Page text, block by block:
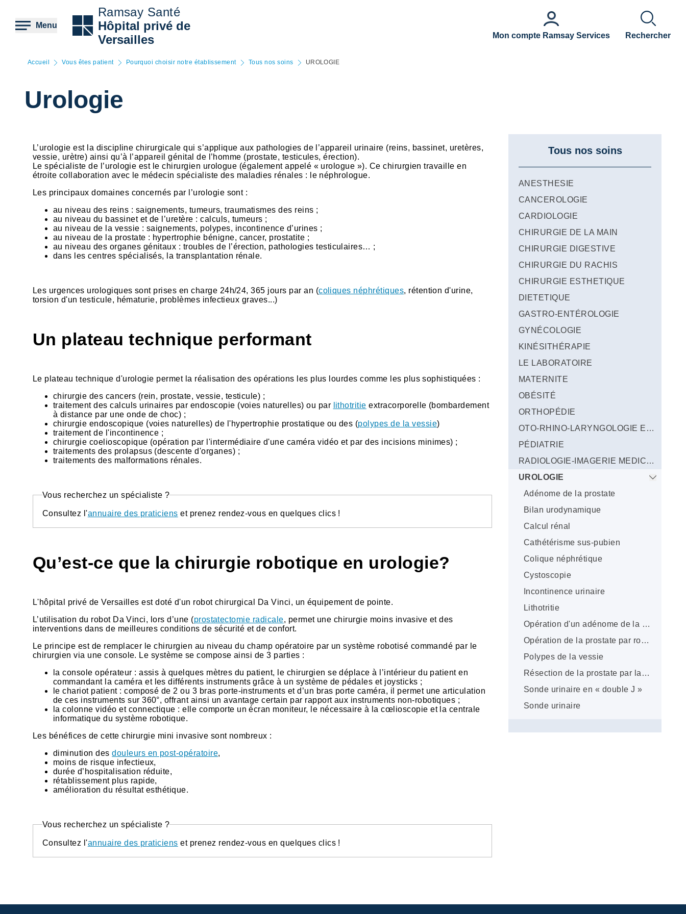
contenu
principal
Menu
Ramsay Santé
Hôpital privé de
Versailles
Mon compte Ramsay Services Rechercher
Accueil Vous êtes patient Pourquoi choisir notre établissement Tous nos soins UROLOGIE
Urologie
L’urologie est la discipline chirurgicale qui s’applique aux pathologies de l’appareil urinaire (reins, bassinet, uretères,
vessie, urètre) ainsi qu’à l’appareil génital de l’homme (prostate, testicules, érection).
Le spécialiste de l’urologie est le chirurgien urologue (également appelé « urologue »). Ce chirurgien travaille en
étroite collaboration avec le médecin spécialiste des maladies rénales : le néphrologue.
Les principaux domaines concernés par l’urologie sont :
au niveau des reins : saignements, tumeurs, traumatismes des reins ;
au niveau du bassinet et de l’uretère : calculs, tumeurs ;
au niveau de la vessie : saignements, polypes, incontinence d’urines ;
au niveau de la prostate : hypertrophie bénigne, cancer, prostatite ;
au niveau des organes génitaux : troubles de l’érection, pathologies testiculaires… ;
dans les centres spécialisés, la transplantation rénale.
Les urgences urologiques sont prises en charge 24h/24, 365 jours par an (coliques néphrétiques, rétention d'urine,
torsion d'un testicule, hématurie, problèmes infectieux graves...)
Un plateau technique performant
Le plateau technique d'urologie permet la réalisation des opérations les plus lourdes comme les plus sophistiquées :
chirurgie des cancers (rein, prostate, vessie, testicule) ;
traitement des calculs urinaires par endoscopie (voies naturelles) ou par lithotritie extracorporelle (bombardement
à distance par une onde de choc) ;
chirurgie endoscopique (voies naturelles) de l'hypertrophie prostatique ou des (polypes de la vessie)
traitement de l'incontinence ;
chirurgie coelioscopique (opération par l'intermédiaire d'une caméra vidéo et par des incisions minimes) ;
traitements des prolapsus (descente d'organes) ;
traitements des malformations rénales.
Vous recherchez un spécialiste ?
Consultez l'annuaire des praticiens et prenez rendez-vous en quelques clics !
Qu’est-ce que la chirurgie robotique en urologie?
L'hôpital privé de Versailles est doté d'un robot chirurgical Da Vinci, un équipement de pointe.
L’utilisation du robot Da Vinci, lors d’une (prostatectomie radicale, permet une chirurgie moins invasive et des
interventions dans de meilleures conditions de sécurité et de confort.
Le principe est de remplacer le chirurgien au niveau du champ opératoire par un système robotisé commandé par le
chirurgien via une console. Le système se compose ainsi de 3 parties :
la console opérateur : assis à quelques mètres du patient, le chirurgien se déplace à l’intérieur du patient en
commandant la caméra et les différents instruments grâce à un système de pédales et joysticks ;
le chariot patient : composé de 2 ou 3 bras porte-instruments et d’un bras porte caméra, il permet une articulation
de ces instruments sur 360°, offrant ainsi un avantage certain par rapport aux instruments non-robotiques ;
la colonne vidéo et connectique : elle comporte un écran moniteur, le nécessaire à la cœlioscopie et la centrale
informatique du système robotique.
Les bénéfices de cette chirurgie mini invasive sont nombreux :
diminution desdouleurs en post-opératoire,
moins de risque infectieux,
durée d’hospitalisation réduite,
rétablissement plus rapide,
amélioration du résultat esthétique.
Vous recherchez un spécialiste ?
Consultez l'annuaire des praticiens et prenez rendez-vous en quelques clics !
Tous nos soins
ANESTHESIE
CANCEROLOGIE
CARDIOLOGIE
CHIRURGIE DE LA MAIN
CHIRURGIE DIGESTIVE
CHIRURGIE DU RACHIS
CHIRURGIE ESTHETIQUE
DIETETIQUE
GASTRO-ENTÉROLOGIE
GYNÉCOLOGIE
KINÉSITHÉRAPIE
LE LABORATOIRE
MATERNITE
OBÉSITÉ
ORTHOPÉDIE
OTO-RHINO-LARYNGOLOGIE ET STOMATOLOGIE
PÉDIATRIE
RADIOLOGIE-IMAGERIE MEDICALE
UROLOGIE
Adénome de la prostate
Bilan urodynamique
Calcul rénal
Cathétérisme sus-pubien
Colique néphrétique
Cystoscopie
Incontinence urinaire
Lithotritie
Opération d'un adénome de la prostate par les voies naturelles
Opération de la prostate par robot
Polypes de la vessie
Résection de la prostate par laser
Sonde urinaire en « double J »
Sonde urinaire